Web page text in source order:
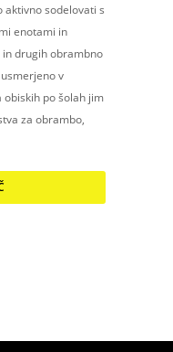
aktivno sodelovati s
enotami in
drugih obrambno
v
obiskih po šolah jim
za obrambo,